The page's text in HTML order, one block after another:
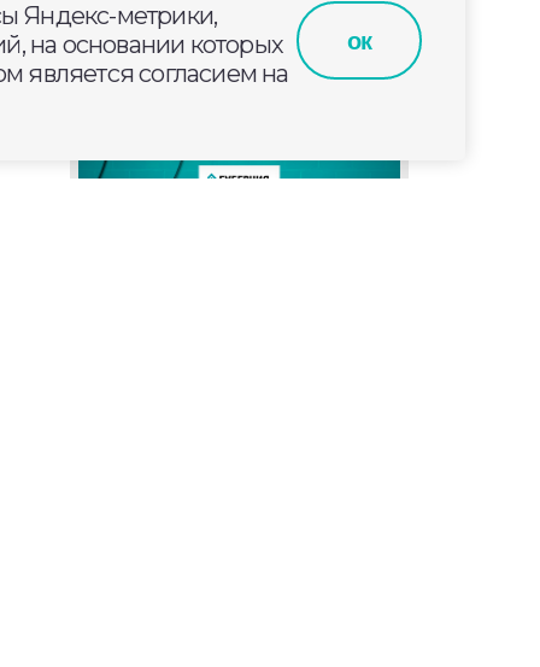
Яндекс-метрики,
на основании которых
является согласием на
ок